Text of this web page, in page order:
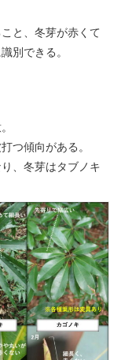
と、冬芽が赤くて
別できる。
つ傾向がある。
、冬芽はタブノキ